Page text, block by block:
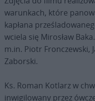
warunkach, które
kapłana
wciela się Mirosław
m.in. Piotr Fronczewski,
Zaborski.
Ks. Roman Kotlarz w
inwigilowany przez